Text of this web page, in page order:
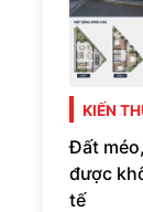
KIẾN
Đất
được
tế